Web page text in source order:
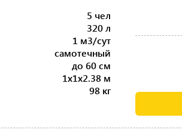
5 чел
320 л
1 м3/сут
самотечный
до 60 см
1x1x2.38 м
98 кг